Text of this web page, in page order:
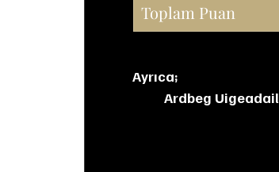
Toplam Puan
Ayrıca;
Ardbeg Uigeadail